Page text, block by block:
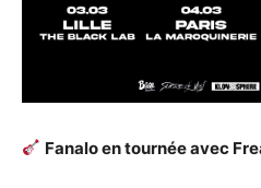
Fanalo en tournée avec